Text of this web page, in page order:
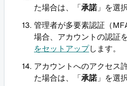
た場合は、「 承諾」を選
管理者が多要素認証（
場合、アカウントの認証
をセットアップします。
アカウントへのアクセス
た場合は、「 承諾」を選